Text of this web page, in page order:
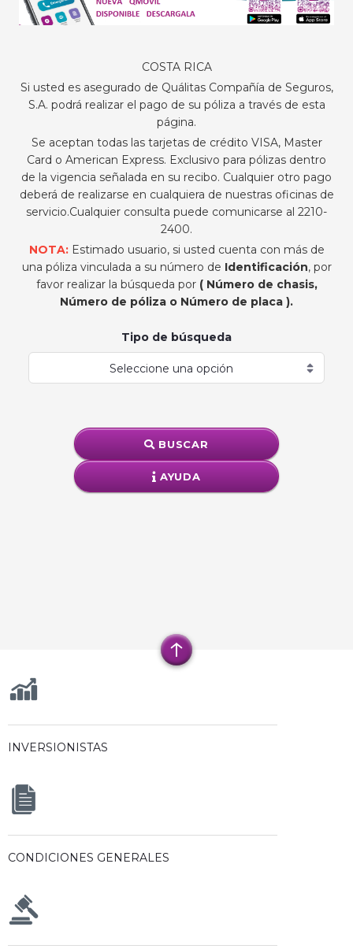
COSTA RICA
Si usted es asegurado de Quálitas Compañía de Seguros,
S.A. podrá realizar el pago de su póliza a través de esta
página.
Se aceptan todas las tarjetas de crédito VISA, Master
Card o American Express. Exclusivo para pólizas dentro
de la vigencia señalada en su recibo. Cualquier otro pago
deberá de realizarse en cualquiera de nuestras oficinas de
servicio.Cualquier consulta puede comunicarse al 2210-
2400.
NOTA: Estimado usuario, si usted cuenta con más de
una póliza vinculada a su número de Identificación, por
favor realizar la búsqueda por ( Número de chasis,
Número de póliza o Número de placa ).
Tipo de búsqueda
BUSCAR
AYUDA
INVERSIONISTAS
CONDICIONES GENERALES